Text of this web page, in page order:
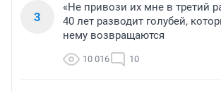
3
«Не привози их мне в третий
40 лет разводит голубей,
нему возвращаются
10 016 10